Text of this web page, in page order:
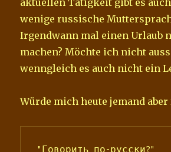
wenige russische
Irgendwann mal einen Urlaub
machen? Möchte ich nicht
wenngleich es auch nicht ein
Würde mich heute jemand aber
"Говорить по-русски?"